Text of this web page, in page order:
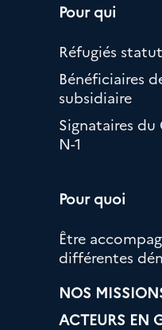
Pour qui
Réfugiés
Bénéficiaires
subsidiaire
Signataires du
N-1
Pour quoi
Être
différentes
NOS
ACTEURS EN